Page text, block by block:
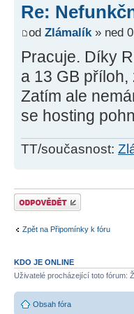
Re:
od Zlámalík» ned
Pracuje. Díky
a 13 GB
Zatím ale
se hosting
TT/současnost:
Odeslat odpověď
Zpět na Připomínky k fóru
KDO JE ONLINE
Uživatelé procházející toto fórum:
Obsah fóra